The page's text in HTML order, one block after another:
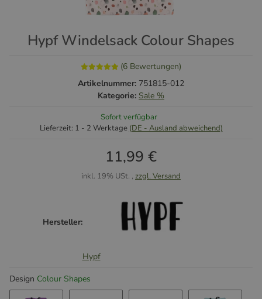
Hypf Windelsack Colour Shapes
(6 Bewertungen)
Artikelnummer: 751815-012
Kategorie: Sale %
Sofort verfügbar
Lieferzeit: 1 - 2 Werktage (DE - Ausland abweichend)
11,99 €
inkl. 19% USt. , zzgl. Versand
Hersteller:
Hypf
Design Colour Shapes